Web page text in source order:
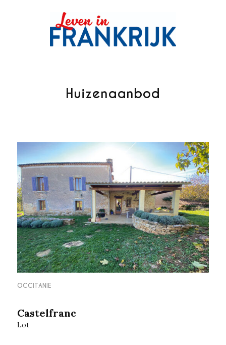
Huizenaanbod
OCCITANIE
Castelfranc
Lot